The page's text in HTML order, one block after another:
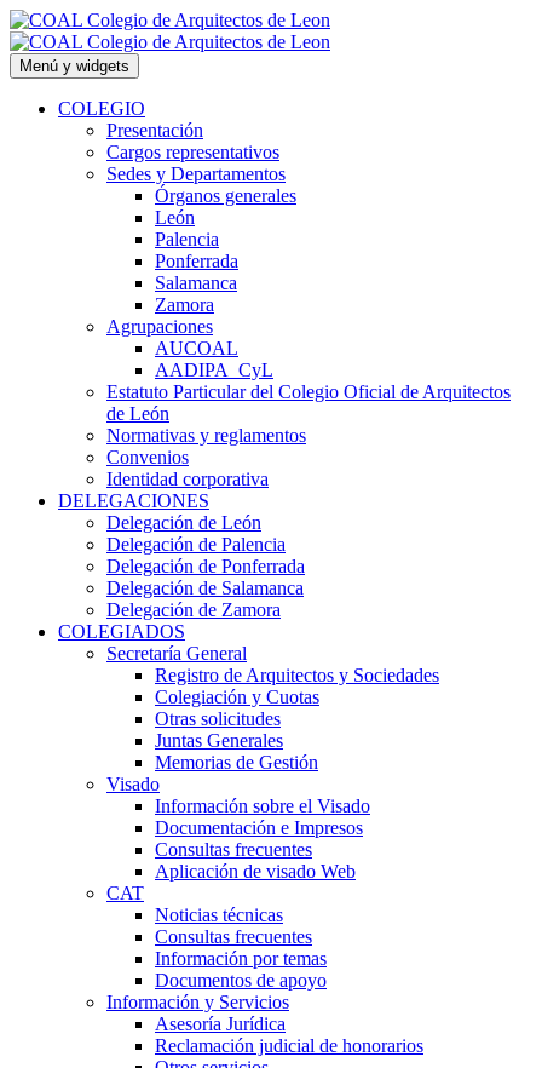
Saltar
al
contenido
Menú y widgets
COLEGIO
Presentación
Cargos representativos
Sedes y Departamentos
Órganos generales
León
Palencia
Ponferrada
Salamanca
Zamora
Agrupaciones
AUCOAL
AADIPA_CyL
Estatuto Particular del Colegio Oficial de Arquitectos
de León
Normativas y reglamentos
Convenios
Identidad corporativa
DELEGACIONES
Delegación de León
Delegación de Palencia
Delegación de Ponferrada
Delegación de Salamanca
Delegación de Zamora
COLEGIADOS
Secretaría General
Registro de Arquitectos y Sociedades
Colegiación y Cuotas
Otras solicitudes
Juntas Generales
Memorias de Gestión
Visado
Información sobre el Visado
Documentación e Impresos
Consultas frecuentes
Aplicación de visado Web
CAT
Noticias técnicas
Consultas frecuentes
Información por temas
Documentos de apoyo
Información y Servicios
Asesoría Jurídica
Reclamación judicial de honorarios